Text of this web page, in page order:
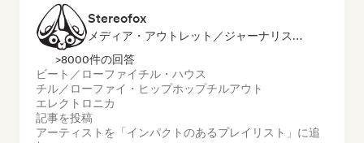
Stereofox
メディア・アウトレット／ジャーナリスト, プレイリスト・キュレーター
>8000件の回答
ビート／ローファイチル・ハウス
チル／ローファイ・ヒップホップチルアウト
エレクトロニカ
記事を投稿
アーティストを「インパクトのあるプレイリスト」に追